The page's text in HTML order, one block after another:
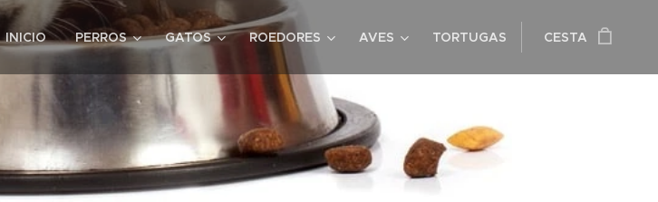
INICIO PERROS GATOS ROEDORES AVES TORTUGAS CESTA